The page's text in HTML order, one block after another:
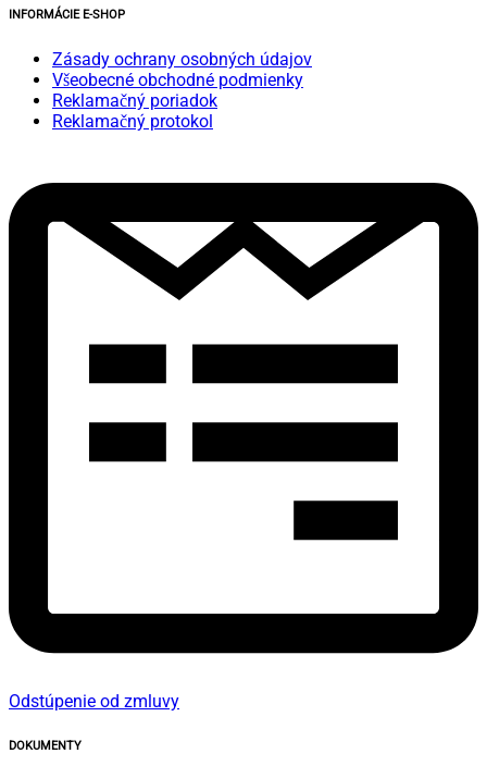
INFORMÁCIE E-SHOP
Zásady ochrany osobných údajov
Všeobecné obchodné podmienky
Reklamačný poriadok
Reklamačný protokol
Odstúpenie od zmluvy
DOKUMENTY